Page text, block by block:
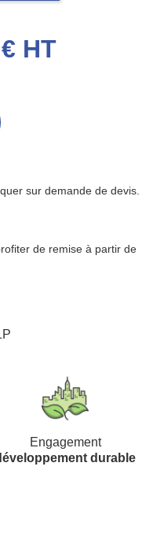
HT
sur demande de devis.
de remise à partir de
Engagement
durable